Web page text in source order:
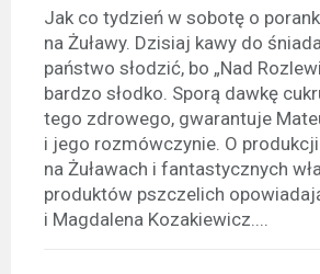
Jak co tydzień w sobotę o
na Żuławy. Dzisiaj kawy do
państwo słodzić, bo „Nad
bardzo słodko. Sporą dawkę
tego zdrowego, gwarantuje
i jego rozmówczynie. O
na Żuławach i fantastycznych
produktów pszczelich
i Magdalena Kozakiewicz....